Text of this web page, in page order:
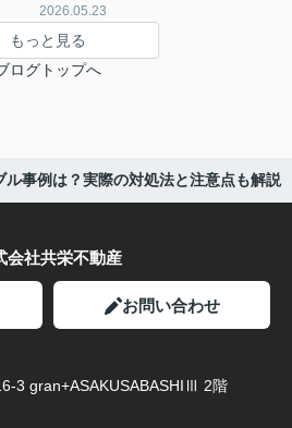
2026.05.23
もっと見る
ログトップへ
事例は？実際の対処法と注意点も解説
会社共栄不動産
お問い合わせ
3 gran+ASAKUSABASHIⅢ 2階